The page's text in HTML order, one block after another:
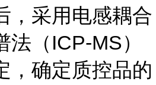
，采用电感耦合
（ICP-MS）
，确定质控品的